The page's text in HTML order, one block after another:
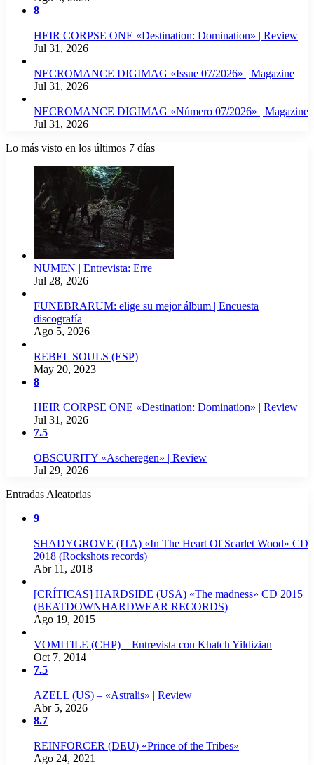
8
HEIR CORPSE ONE «Destination: Domination» | Review
Jul 31, 2026
NECROMANCE DIGIMAG «Issue 07/2026» | Magazine
Jul 31, 2026
NECROMANCE DIGIMAG «Número 07/2026» | Magazine
Jul 31, 2026
Lo más visto en los últimos 7 días
NUMEN | Entrevista: Erre
Jul 28, 2026
FUNEBRARUM: elige su mejor álbum | Encuesta
discografía
Ago 5, 2026
REBEL SOULS (ESP)
May 20, 2023
8
HEIR CORPSE ONE «Destination: Domination» | Review
Jul 31, 2026
7.5
OBSCURITY «Ascheregen» | Review
Jul 29, 2026
Entradas Aleatorias
9
SHADYGROVE (ITA) «In The Heart Of Scarlet Wood» CD
2018 (Rockshots records)
Abr 11, 2018
[CRÍTICAS] HARDSIDE (USA) «The madness» CD 2015
(BEATDOWNHARDWEAR RECORDS)
Ago 19, 2015
VOMITILE (CHP) – Entrevista con Khatch Yildizian
Oct 7, 2014
7.5
AZELL (US) – «Astralis» | Review
Abr 5, 2026
8.7
REINFORCER (DEU) «Prince of the Tribes»
Ago 24, 2021